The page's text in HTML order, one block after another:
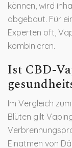
können, wird
abgebaut. Für
Experten oft,
kombinieren.
Ist CBD-
Im Vergleich
Blüten gilt
Einatmen von